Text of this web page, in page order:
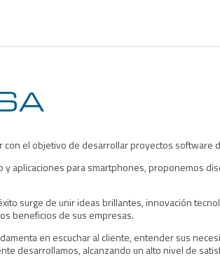
con el objetivo de desarrollar proyectos software
aplicaciones para smartphones, proponemos
surge de unir ideas brillantes, innovación
beneficios de sus empresas.
en escuchar al cliente, entender sus
desarrollamos, alcanzando un alto nivel de